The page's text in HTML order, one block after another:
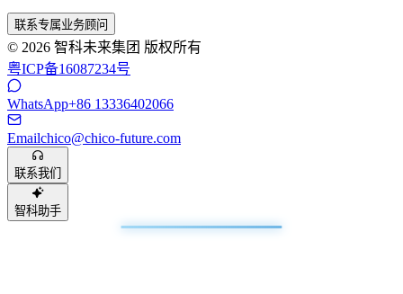
联系专属业务顾问
© 2026 智科未来集团 版权所有
粤ICP备16087234号
WhatsApp+86 13336402066
Emailchico@chico-future.com
联系我们
智科助手